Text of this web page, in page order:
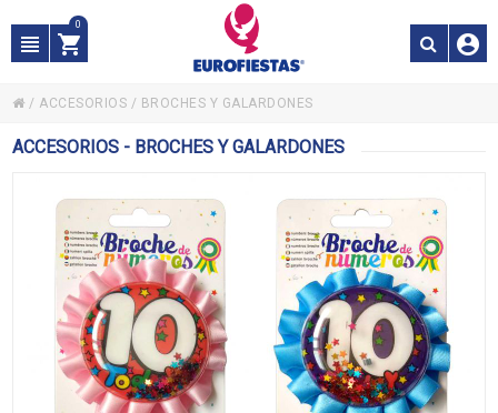
0
/ ACCESORIOS / BROCHES Y GALARDONES
ACCESORIOS - BROCHES Y GALARDONES